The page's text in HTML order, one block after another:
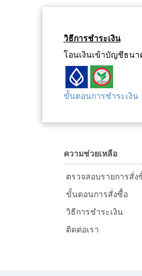
วิธีการชำระเงิน
โอนเงินเข้าบัญชีธนา
ขั้นตอนการชำระเงิน
ความช่วยเหลือ
ตรวจสอบรายการสั่
ขั้นตอนการสั่งซื้อ
วิธีการชำระเงิน
ติดต่อเรา